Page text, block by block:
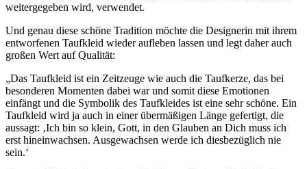
weitergegeben wird, verwendet.
Und genau diese schöne Tradition möchte die Designerin mit ihrem
entworfenen Taufkleid wieder aufleben lassen und legt daher auch
großen Wert auf Qualität:
„Das Taufkleid ist ein Zeitzeuge wie auch die Taufkerze, das bei
besonderen Momenten dabei war und somit diese Emotionen
einfängt und die Symbolik des Taufkleides ist eine sehr schöne. Ein
Taufkleid wird ja auch in einer übermäßigen Länge gefertigt, die
aussagt: ‚Ich bin so klein, Gott, in den Glauben an Dich muss ich
erst hineinwachsen. Ausgewachsen werde ich diesbezüglich nie
sein.‘